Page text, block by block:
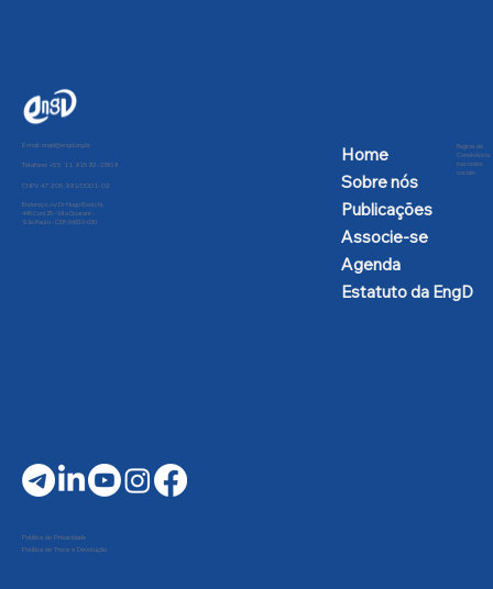
E-mail:engd@engd.org.br
Telefone: +55 11 91592-2809
CNPJ: 47.205.991/0001-02
Endereço: Av Dr Hugo Beolchi,
445 Conj 25 - Vila Guarani -
São Paulo - CEP: 04310-030
Home
Sobre nós
Publicações
Associe-se
Agenda
Estatuto da EngD
Regras de
Convivência
nas redes
sociais
Política de Privacidade
Política de Troca e Devolução